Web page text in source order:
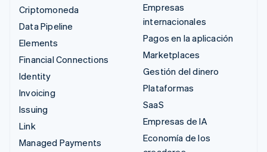
Criptomoneda
Data Pipeline
Elements
Financial Connections
Identity
Invoicing
Issuing
Link
Managed Payments
Empresas
internacionales
Pagos en la aplicación
Marketplaces
Gestión del dinero
Plataformas
SaaS
Empresas de IA
Economía de los